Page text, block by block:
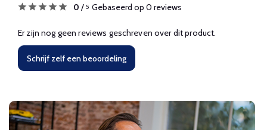
0 / 5 Gebaseerd op 0 reviews
Er zijn nog geen reviews geschreven over dit product.
Schrijf zelf een beoordeling